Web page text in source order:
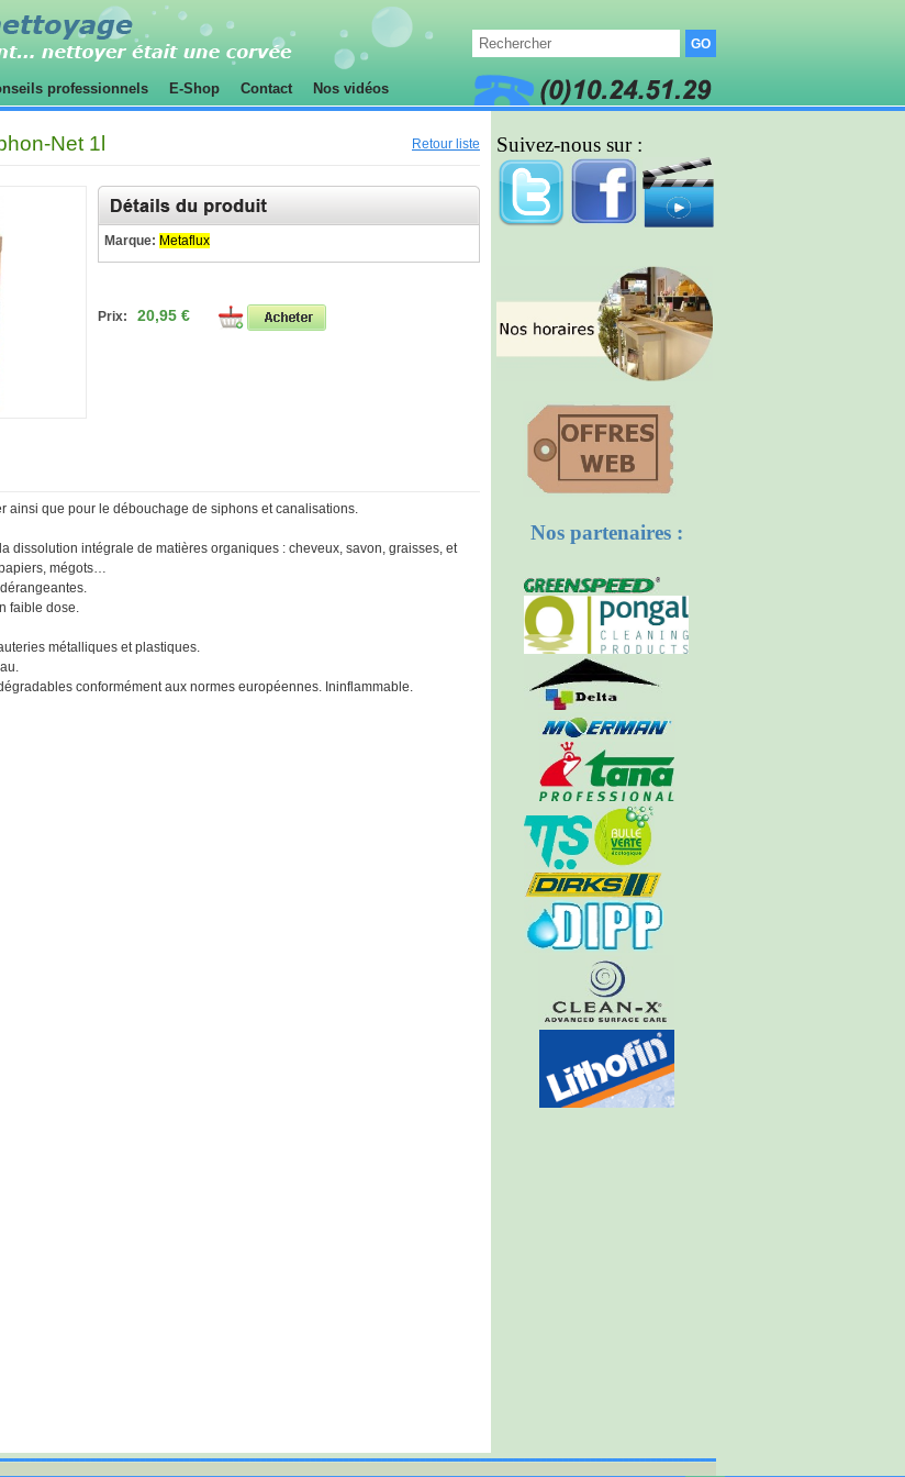
professionnels E-Shop Contact Nos vidéos
Net 1l Retour liste
Marque: Metaflux
Prix: 20,95 €
ainsi que pour le débouchage de siphons et canalisations.
dissolution intégrale de matières organiques : cheveux, savon, graisses, et
mégots…
faible dose.
métalliques et plastiques.
conformément aux normes européennes. Ininflammable.
Suivez-nous sur :
Nos partenaires :